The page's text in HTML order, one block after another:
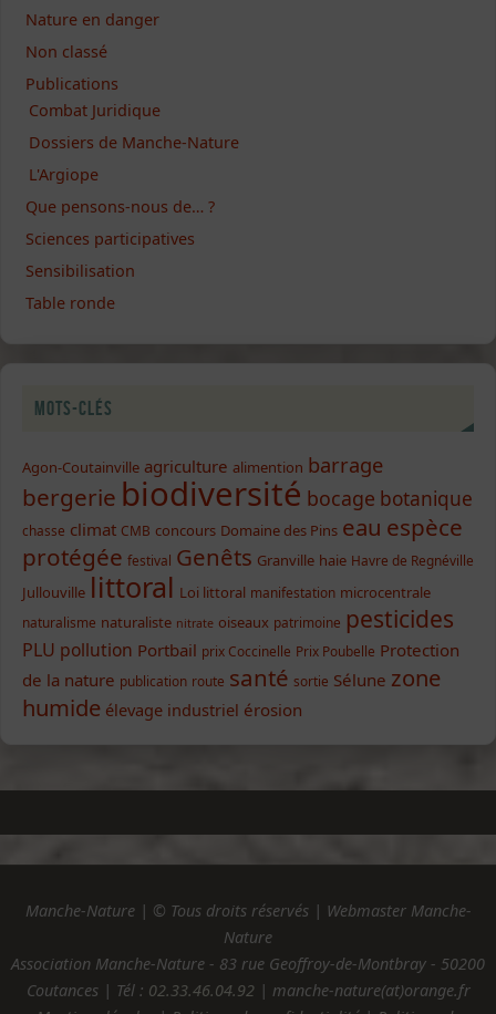
Nature en danger
Non classé
Publications
Combat Juridique
Dossiers de Manche-Nature
L'Argiope
Que pensons-nous de… ?
Sciences participatives
Sensibilisation
Table ronde
Mots-clés
Agon-Coutainville agriculture alimention barrage
bergerie biodiversité bocage botanique
chasse climat CMB concours Domaine des Pins eau espèce
protégée festival Genêts Granville haie Havre de Regnéville
Jullouville littoral Loi littoral manifestation microcentrale
naturalisme naturaliste nitrate oiseaux patrimoine pesticides
PLU pollution Portbail prix Coccinelle Prix Poubelle Protection
de la nature publication route santé sortie Sélune zone
humide élevage industriel érosion
Manche-Nature | © Tous droits réservés | Webmaster Manche-
Nature
Association Manche-Nature - 83 rue Geoffroy-de-Montbray - 50200
Coutances | Tél : 02.33.46.04.92| manche-nature(at)orange.fr